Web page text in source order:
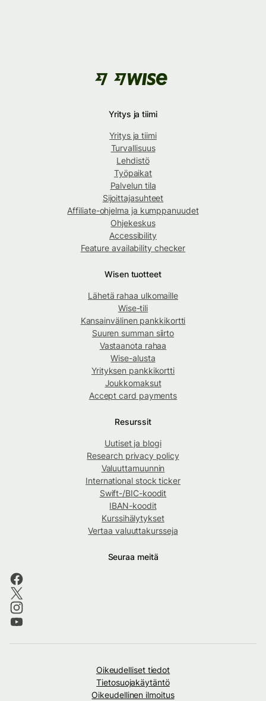
Yritys ja tiimi
Yritys ja tiimi
Turvallisuus
Lehdistö
Työpaikat
Palvelun tila
Sijoittajasuhteet
Affiliate-ohjelma ja kumppanuudet
Ohjekeskus
Accessibility
Feature availability checker
Wisen tuotteet
Lähetä rahaa ulkomaille
Wise-tili
Kansainvälinen pankkikortti
Suuren summan siirto
Vastaanota rahaa
Wise-alusta
Yrityksen pankkikortti
Joukkomaksut
Accept card payments
Resurssit
Uutiset ja blogi
Research privacy policy
Valuuttamuunnin
International stock ticker
Swift-/BIC-koodit
IBAN-koodit
Kurssihälytykset
Vertaa valuuttakursseja
Seuraa meitä
Oikeudelliset tiedot
Tietosuojakäytäntö
Oikeudellinen ilmoitus